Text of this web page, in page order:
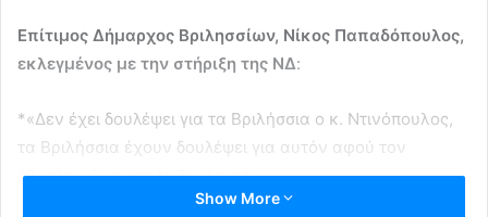
Επίτιμος Δήμαρχος Βριλησσίων, Νίκος Παπαδόπουλος,
εκλεγμένος με την στήριξη της ΝΔ:
*«Δεν έχει δουλέψει για τα Βριλήσσια ο κ. Ντινόπουλος,
τα Βριλήσσια έχουν δουλέψει για αυτόν αφού τον
έβγαλαν δυο φορές βουλευτή»
Show More